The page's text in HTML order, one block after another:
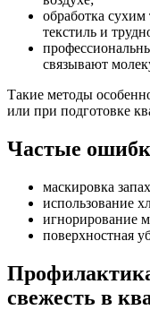
обработка
текстиль и
связывают
Такие методы
или при подготовке
Частые
маскировка
использование
игнорирование
поверхностная
свежесть в